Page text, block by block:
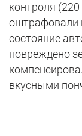
контроля
оштрафовали
состояние
повреждено
вкусными